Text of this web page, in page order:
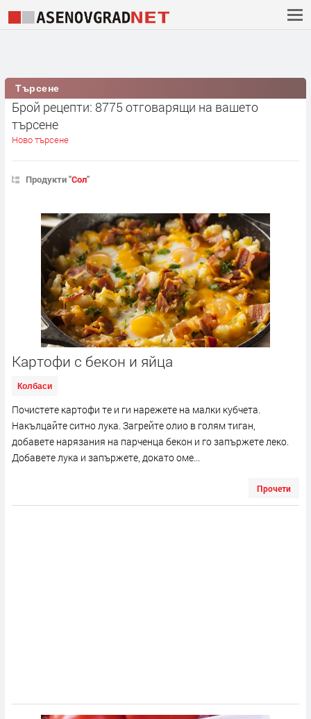
Търсене
Брой рецепти: 8775 отговарящи на вашето
търсене
Ново търсене
Продукти "Сол"
Картофи с бекон и яйца
Колбаси
Почистете картофи те и ги нарежете на малки кубчета.
Накълцайте ситно лука. Загрейте олио в голям тиган,
добавете нарязания на парченца бекон и го запържете леко.
Добавете лука и запържете, докато оме...
Прочети